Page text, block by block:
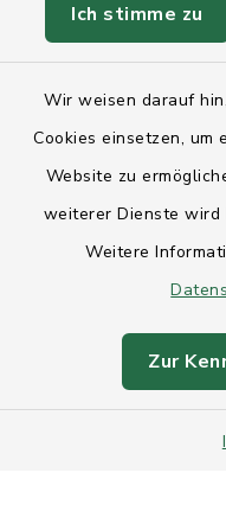
Ich stimme zu
Wir weisen darauf
Cookies einsetzen, um
Website zu
weiterer Dienste wird
Weitere
Zur